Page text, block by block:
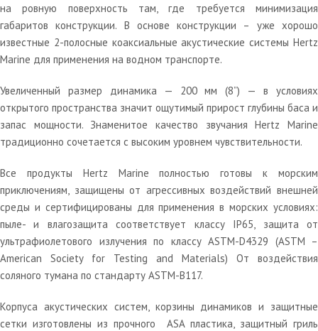
на ровную поверхность там, где требуется минимизация
габаритов конструкции. В основе конструкции – уже хорошо
известные 2-полосные коаксиальные акустические системы Hertz
Marine для применения на водном транспорте.
Увеличенный размер динамика — 200 мм (8”) — в условиях
открытого пространства значит ощутимый прирост глубины баса и
запас мощности. Знаменитое качество звучания Hertz Marine
традиционно сочетается с высоким уровнем чувствительности.
Все продукты Hertz Marine полностью готовы к морским
приключениям, защищены от агрессивных воздействий внешней
среды и сертифицированы для применения в морских условиях:
пыле- и влагозащита соответствует классу IP65, защита от
ультрафиолетового излучения по классу ASTM-D4329 (ASTM –
American Society for Testing and Materials) От воздействия
соляного тумана по стандарту ASTM-B117.
Корпуса акустических систем, корзины динамиков и защитные
сетки изготовлены из прочного ASA пластика, защитный гриль